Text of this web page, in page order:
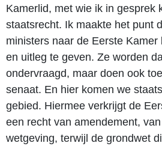
Kamerlid, met wie ik in gesprek
staatsrecht. Ik maakte het punt
ministers naar de Eerste
en uitleg te geven. Ze worden
ondervraagd, maar doen ook
senaat. En hier komen we
gebied. Hiermee verkrijgt de
een recht van amendement,
wetgeving, terwijl de grondwet